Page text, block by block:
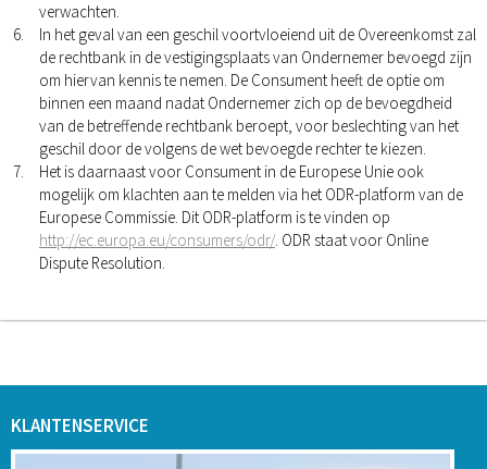
verwachten.
In het geval van een geschil voortvloeiend uit de Overeenkomst zal
de rechtbank in de vestigingsplaats van Ondernemer bevoegd zijn
om hiervan kennis te nemen. De Consument heeft de optie om
binnen een maand nadat Ondernemer zich op de bevoegdheid
van de betreffende rechtbank beroept, voor beslechting van het
geschil door de volgens de wet bevoegde rechter te kiezen.
Het is daarnaast voor Consument in de Europese Unie ook
mogelijk om klachten aan te melden via het ODR-platform van de
Europese Commissie. Dit ODR-platform is te vinden op
http://ec.europa.eu/consumers/odr/. ODR staat voor Online
Dispute Resolution.
KLANTENSERVICE